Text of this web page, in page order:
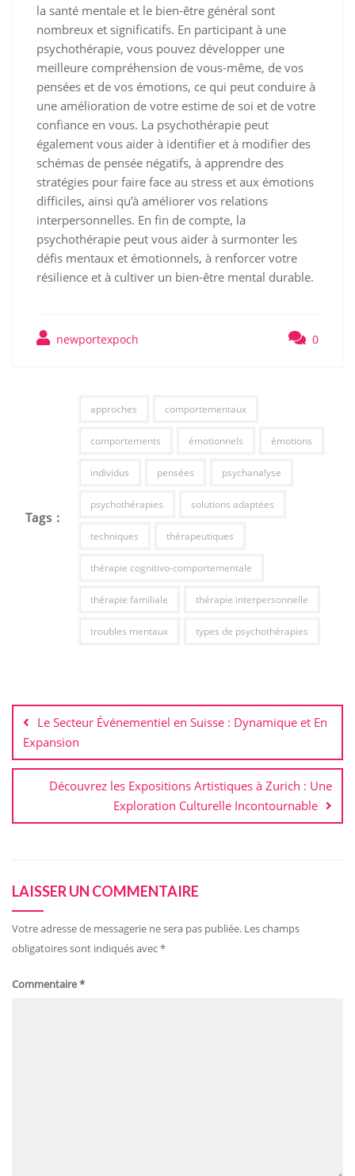
la santé mentale et le bien-être général sont
nombreux et significatifs. En participant à une
psychothérapie, vous pouvez développer une
meilleure compréhension de vous-même, de vos
pensées et de vos émotions, ce qui peut conduire à
une amélioration de votre estime de soi et de votre
confiance en vous. La psychothérapie peut
également vous aider à identifier et à modifier des
schémas de pensée négatifs, à apprendre des
stratégies pour faire face au stress et aux émotions
difficiles, ainsi qu’à améliorer vos relations
interpersonnelles. En fin de compte, la
psychothérapie peut vous aider à surmonter les
défis mentaux et émotionnels, à renforcer votre
résilience et à cultiver un bien-être mental durable.
newportexpoch 0
Tags :
approches comportementaux
comportements émotionnels émotions
individus pensées psychanalyse
psychothérapies solutions adaptées
techniques thérapeutiques
thérapie cognitivo-comportementale
thérapie familiale thérapie interpersonnelle
troubles mentaux types de psychothérapies
de
l’article
Le Secteur Événementiel en Suisse : Dynamique et En
Expansion
Découvrez les Expositions Artistiques à Zurich : Une
Exploration Culturelle Incontournable
LAISSER UN COMMENTAIRE
Votre adresse de messagerie ne sera pas publiée. Les champs
obligatoires sont indiqués avec*
Commentaire*